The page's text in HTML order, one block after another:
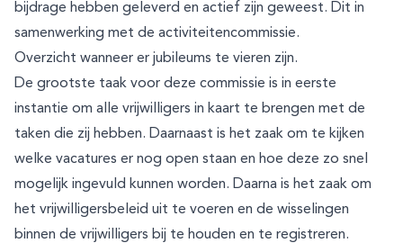
bijdrage hebben geleverd en actief zijn geweest. Dit in
samenwerking met de activiteitencommissie.
Overzicht wanneer er jubileums te vieren zijn.
De grootste taak voor deze commissie is in eerste
instantie om alle vrijwilligers in kaart te brengen met de
taken die zij hebben. Daarnaast is het zaak om te kijken
welke vacatures er nog open staan en hoe deze zo snel
mogelijk ingevuld kunnen worden. Daarna is het zaak om
het vrijwilligersbeleid uit te voeren en de wisselingen
binnen de vrijwilligers bij te houden en te registreren.